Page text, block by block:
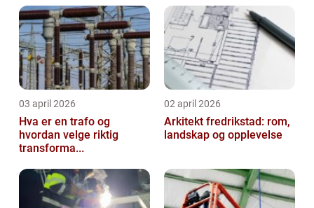
03 april 2026
Hva er en trafo og
hvordan velge riktig
transforma...
02 april 2026
Arkitekt fredrikstad: rom,
landskap og opplevelse